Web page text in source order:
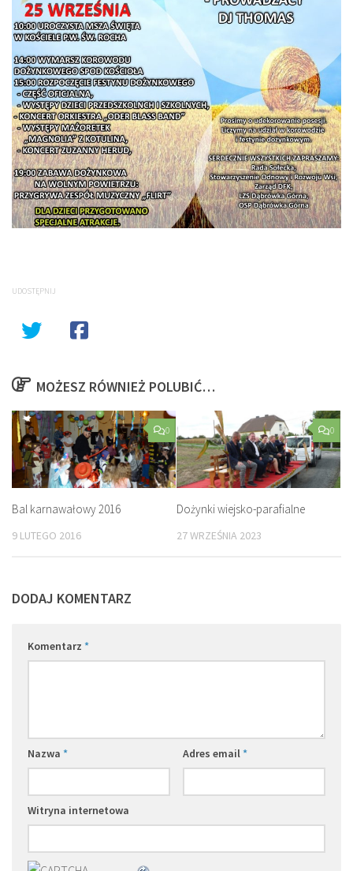
UDOSTĘPNIJ
MOŻESZ RÓWNIEŻ POLUBIĆ…
0
Bal karnawałowy 2016
9 LUTEGO 2016
0
Dożynki wiejsko-parafialne
27 WRZEŚNIA 2023
DODAJ KOMENTARZ
Komentarz *
Nazwa * Adres email*
Witryna internetowa